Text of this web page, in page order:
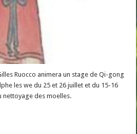
Ruocco animera un stage de Qi-gong
les we du 25 et 26 juillet et du 15-16
des moelles.